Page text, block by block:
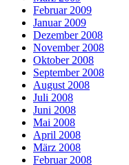
Februar 2009
Januar 2009
Dezember 2008
November 2008
Oktober 2008
September 2008
August 2008
Juli 2008
Juni 2008
Mai 2008
April 2008
März 2008
Februar 2008